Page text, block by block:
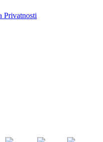
Privatnosti